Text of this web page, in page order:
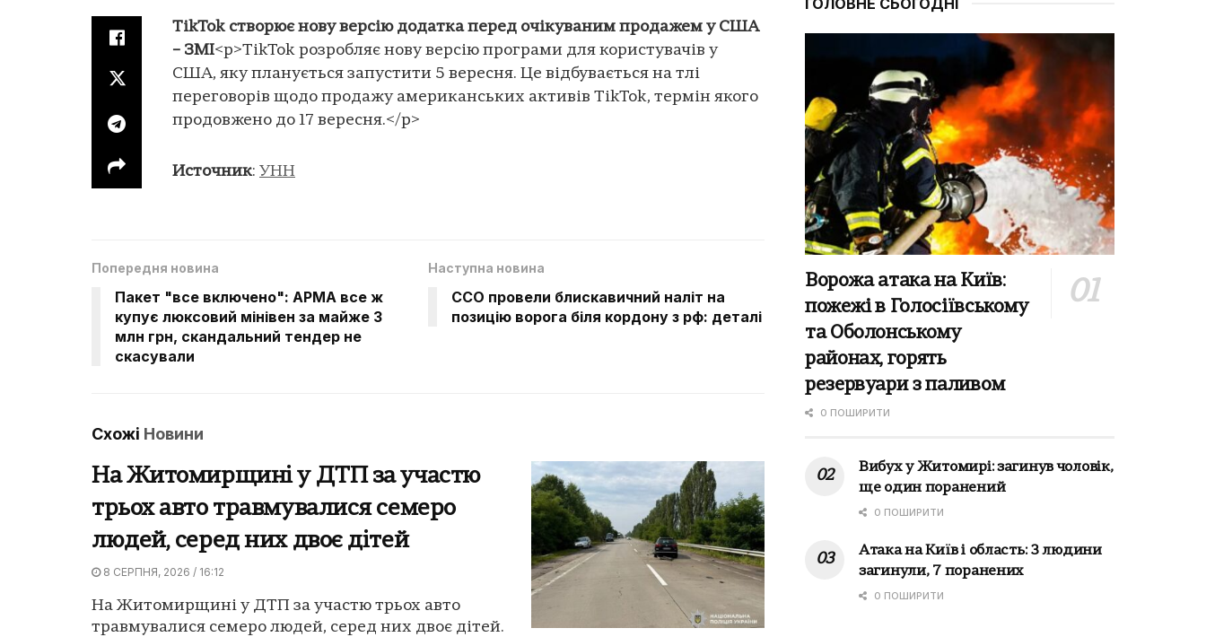
TikTok створює нову версію додатка перед очікуваним продажем у США
– ЗМІ<p>TikTok розробляє нову версію програми для користувачів у
США, яку планується запустити 5 вересня. Це відбувається на тлі
переговорів щодо продажу американських активів TikTok, термін якого
продовжено до 17 вересня.</p>
Источник: УНН
Попередня новина
Пакет "все включено": АРМА все ж
купує люксовий мінівен за майже 3
млн грн, скандальний тендер не
скасували
Наступна новина
ССО провели блискавичний наліт на
позицію ворога біля кордону з рф: деталі
Схожі Новини
На Житомирщині у ДТП за участю
трьох авто травмувалися семеро
людей, серед них двоє дітей
8 СЕРПНЯ, 2026 / 16:12
На Житомирщині у ДТП за участю трьох авто
травмувалися семеро людей, серед них двоє дітей.
ГОЛОВНЕ СЬОГОДНІ
Ворожа атака на Київ:
пожежі в Голосіївському
та Оболонському
районах, горять
резервуари з паливом
0 ПОШИРИТИ
Вибух у Житомирі: загинув чоловік,
ще один поранений
0 ПОШИРИТИ
Атака на Київ і область: 3 людини
загинули, 7 поранених
0 ПОШИРИТИ